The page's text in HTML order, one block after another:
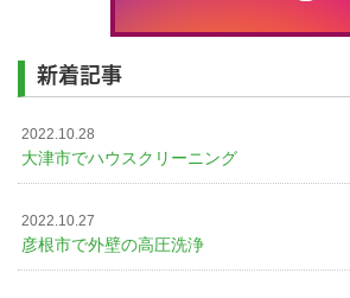
新着記事
2022.10.28
大津市でハウスクリーニング
2022.10.27
彦根市で外壁の高圧洗浄